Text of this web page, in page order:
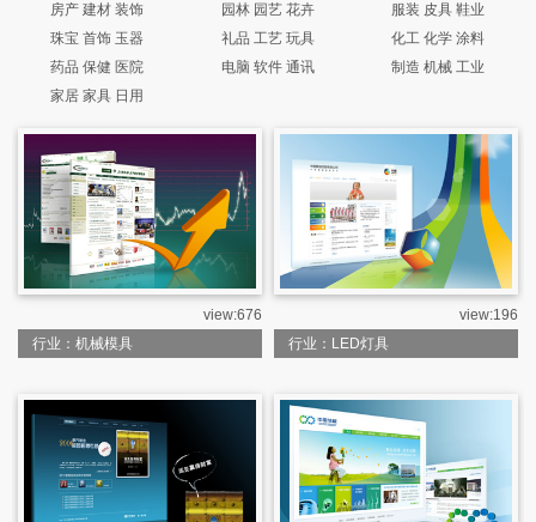
房产 建材 装饰
园林 园艺 花卉
服装 皮具 鞋业
珠宝 首饰 玉器
礼品 工艺 玩具
化工 化学 涂料
药品 保健 医院
电脑 软件 通讯
制造 机械 工业
家居 家具 日用
view:676
行业：机械模具
view:196
行业：LED灯具